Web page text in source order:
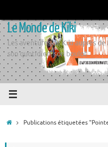
contenu
Le Monde de Kiki
Les aventures de Kiki auprès
son quotidien, son boulot
AccueilPublications étiquetées